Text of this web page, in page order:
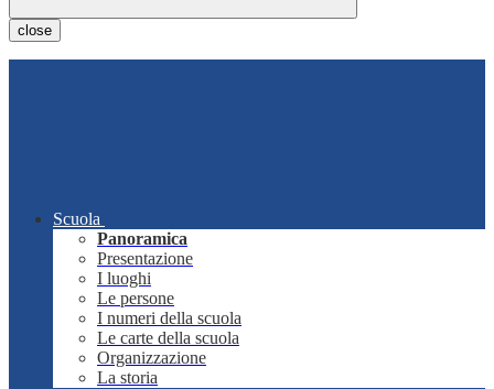
close
Scuola
Panoramica
Presentazione
I luoghi
Le persone
I numeri della scuola
Le carte della scuola
Organizzazione
La storia